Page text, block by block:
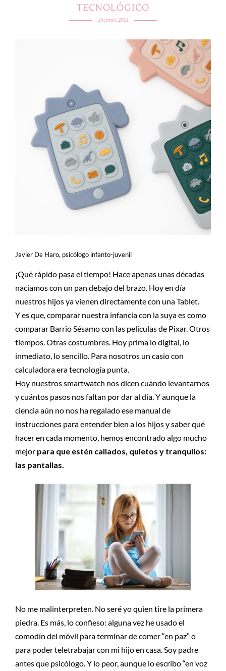
TECNOLÓGICO
24 junio, 2021
Javier De Haro, psicólogo infanto-juvenil
¡Qué rápido pasa el tiempo! Hace apenas unas décadas
nacíamos con un pan debajo del brazo. Hoy en día
nuestros hijos ya vienen directamente con una Tablet.
Y es que, comparar nuestra infancia con la suya es como
comparar Barrio Sésamo con las películas de Pixar. Otros
tiempos. Otras costumbres. Hoy prima lo digital, lo
inmediato, lo sencillo. Para nosotros un casio con
calculadora era tecnología punta.
Hoy nuestros smartwatch nos dicen cuándo levantarnos
y cuántos pasos nos faltan por dar al día. Y aunque la
ciencia aún no nos ha regalado ese manual de
instrucciones para entender bien a los hijos y saber qué
hacer en cada momento, hemos encontrado algo mucho
mejor para que estén callados, quietos y tranquilos:
las pantallas.
No me malinterpreten. No seré yo quien tire la primera
piedra. Es más, lo confieso: alguna vez he usado el
comodín del móvil para terminar de comer “en paz” o
para poder teletrabajar con mi hijo en casa. Soy padre
antes que psicólogo. Y lo peor, aunque lo escribo “en voz